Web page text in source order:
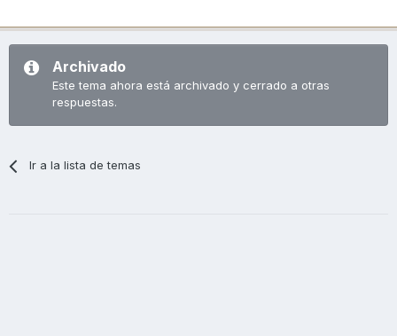
Archivado
Este tema ahora está archivado y cerrado a otras
respuestas.
Ir a la lista de temas